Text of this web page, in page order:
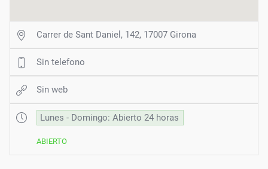
Carrer de Sant Daniel, 142, 17007 Girona
Sin telefono
Sin web
Lunes - Domingo: Abierto 24 horas
ABIERTO